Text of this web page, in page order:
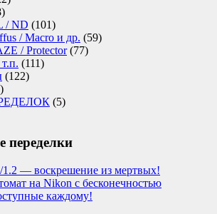
/ ND (101)
/ Macro и др. (59)
/ Protector (77)
(111)
(122)
(5)
1.2 — воскрешение из мертвых!
на Nikon с бесконечностью
каждому!